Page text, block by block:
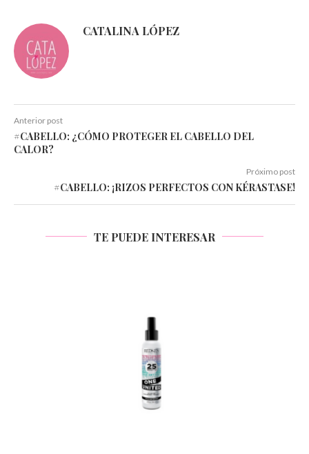
CATALINA LÓPEZ
Anterior post
#CABELLO: ¿CÓMO PROTEGER EL CABELLO DEL
CALOR?
Próximo post
#CABELLO: ¡RIZOS PERFECTOS CON KÉRASTASE!
TE PUEDE INTERESAR